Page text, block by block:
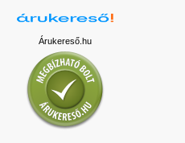
Árukereső.hu